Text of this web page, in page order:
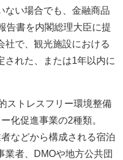
ない場合でも、金融商品
告書を内閣総理大臣に提
社で、観光施設における
された、または1年以内に
ストレスフリー環境整備
化促進事業の2種類。
などから構成される宿泊
業者、DMOや地方公共団